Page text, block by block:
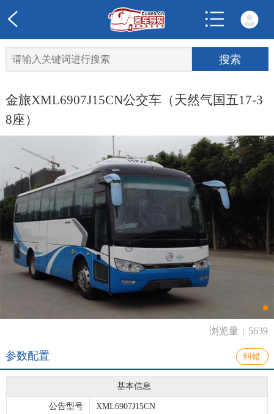
金旅XML6907J15CN公交车（天然气国五17-3
8座）
浏览量：5639
参数配置 纠错
基本信息
公告型号 XML6907J15CN